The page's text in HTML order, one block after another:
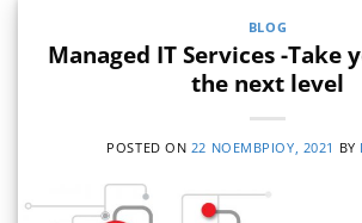
BLOG
Managed IT Services -Take
the next level
POSTED ON 22 ΝΟΕΜΒΡΊΟΥ, 2021 BY